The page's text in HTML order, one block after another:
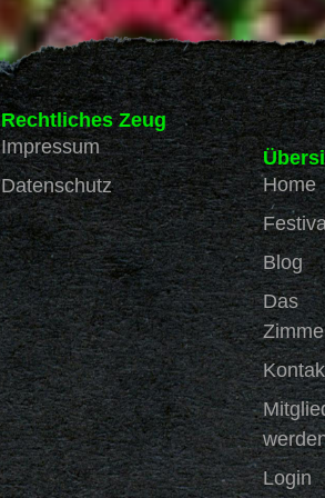
Home
Blog
Das
Login
Rechtliches Zeug
Impressum
Datenschutz